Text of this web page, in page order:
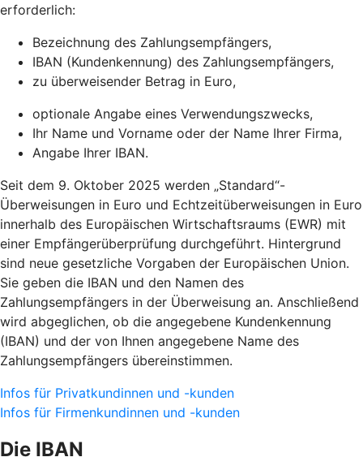
erforderlich:
Bezeichnung des Zahlungsempfängers,
IBAN (Kundenkennung) des Zahlungsempfängers,
zu überweisender Betrag in Euro,
optionale Angabe eines Verwendungszwecks,
Ihr Name und Vorname oder der Name Ihrer Firma,
Angabe Ihrer IBAN.
Seit dem 9. Oktober 2025 werden „Standard“-
Überweisungen in Euro und Echtzeitüberweisungen in Euro
innerhalb des Europäischen Wirtschaftsraums (EWR) mit
einer Empfängerüberprüfung durchgeführt. Hintergrund
sind neue gesetzliche Vorgaben der Europäischen Union.
Sie geben die IBAN und den Namen des
Zahlungsempfängers in der Überweisung an. Anschließend
wird abgeglichen, ob die angegebene Kundenkennung
(IBAN) und der von Ihnen angegebene Name des
Zahlungsempfängers übereinstimmen.
Infos für Privatkundinnen und -kunden
Infos für Firmenkundinnen und -kunden
Die IBAN